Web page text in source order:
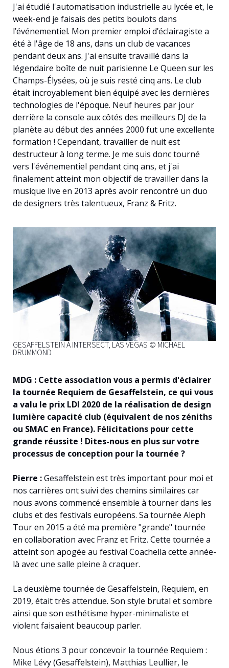
J'ai étudié l'automatisation industrielle au lycée et, le
week-end je faisais des petits boulots dans
l’événementiel. Mon premier emploi d’éclairagiste a
été à l'âge de 18 ans, dans un club de vacances
pendant deux ans. J'ai ensuite travaillé dans la
légendaire boîte de nuit parisienne Le Queen sur les
Champs-Élysées, où je suis resté cinq ans. Le club
était incroyablement bien équipé avec les dernières
technologies de l'époque. Neuf heures par jour
derrière la console aux côtés des meilleurs DJ de la
planète au début des années 2000 fut une excellente
formation ! Cependant, travailler de nuit est
destructeur à long terme. Je me suis donc tourné
vers l'événementiel pendant cinq ans, et j'ai
finalement atteint mon objectif de travailler dans la
musique live en 2013 après avoir rencontré un duo
de designers très talentueux, Franz & Fritz.
GESAFFELSTEIN À INTERSECT, LAS VEGAS © MICHAEL
DRUMMOND
MDG : Cette association vous a permis d'éclairer
la tournée Requiem de Gesaffelstein, ce qui vous
a valu le prix LDI 2020 de la réalisation de design
lumière capacité club (équivalent de nos zéniths
ou SMAC en France). Félicitations pour cette
grande réussite ! Dites-nous en plus sur votre
processus de conception pour la tournée ?
Pierre :Gesaffelstein est très important pour moi et
nos carrières ont suivi des chemins similaires car
nous avons commencé ensemble à tourner dans les
clubs et des festivals européens. Sa tournée Aleph
Tour en 2015 a été ma première "grande" tournée
en collaboration avec Franz et Fritz. Cette tournée a
atteint son apogée au festival Coachella cette année-
là avec une salle pleine à craquer.
La deuxième tournée de Gesaffelstein, Requiem, en
2019, était très attendue. Son style brutal et sombre
ainsi que son esthétisme hyper-minimaliste et
violent faisaient beaucoup parler.
Nous étions 3 pour concevoir la tournée Requiem :
Mike Lévy (Gesaffelstein), Matthias Leullier, le